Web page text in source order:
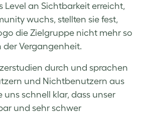
Level an Sichtbarkeit erreicht,
wuchs, stellten sie fest,
die Zielgruppe nicht mehr so
der Vergangenheit.
durch und sprachen
und Nichtbenutzern aus
uns schnell klar, dass unser
und sehr schwer